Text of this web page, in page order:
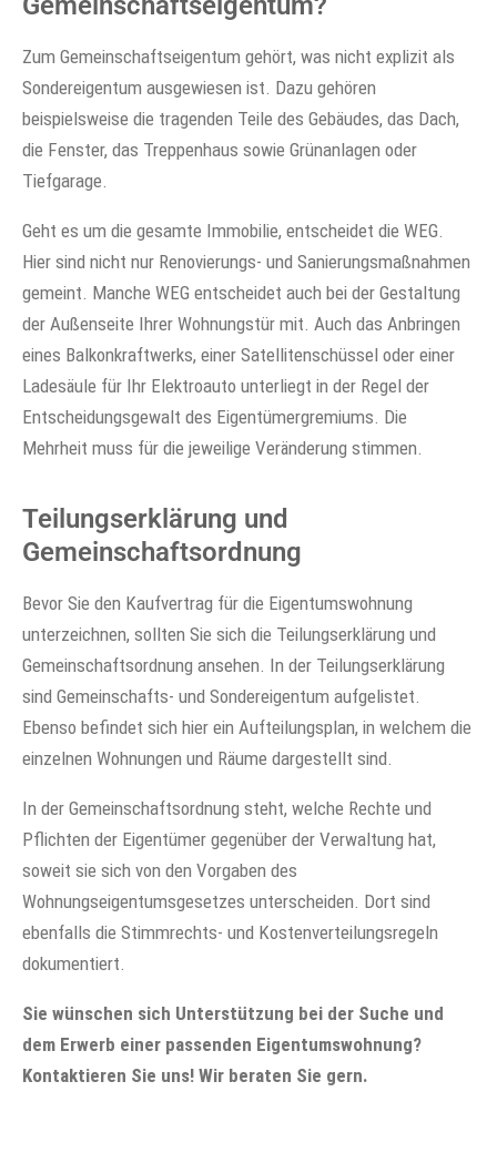
Zum Gemeinschaftseigentum gehört, was nicht explizit als
Sondereigentum ausgewiesen ist. Dazu gehören
beispielsweise die tragenden Teile des Gebäudes, das Dach,
die Fenster, das Treppenhaus sowie Grünanlagen oder
Tiefgarage.
Geht es um die gesamte Immobilie, entscheidet die WEG.
Hier sind nicht nur Renovierungs- und Sanierungsmaßnahmen
gemeint. Manche WEG entscheidet auch bei der Gestaltung
der Außenseite Ihrer Wohnungstür mit. Auch das Anbringen
eines Balkonkraftwerks, einer Satellitenschüssel oder einer
Ladesäule für Ihr Elektroauto unterliegt in der Regel der
Entscheidungsgewalt des Eigentümergremiums. Die
Mehrheit muss für die jeweilige Veränderung stimmen.
Teilungserklärung und
Gemeinschaftsordnung
Bevor Sie den Kaufvertrag für die Eigentumswohnung
unterzeichnen, sollten Sie sich die Teilungserklärung und
Gemeinschaftsordnung ansehen. In der Teilungserklärung
sind Gemeinschafts- und Sondereigentum aufgelistet.
Ebenso befindet sich hier ein Aufteilungsplan, in welchem die
einzelnen Wohnungen und Räume dargestellt sind.
In der Gemeinschaftsordnung steht, welche Rechte und
Pflichten der Eigentümer gegenüber der Verwaltung hat,
soweit sie sich von den Vorgaben des
Wohnungseigentumsgesetzes unterscheiden. Dort sind
ebenfalls die Stimmrechts- und Kostenverteilungsregeln
dokumentiert.
Sie wünschen sich Unterstützung bei der Suche und
dem Erwerb einer passenden Eigentumswohnung?
Kontaktieren Sie uns! Wir beraten Sie gern.